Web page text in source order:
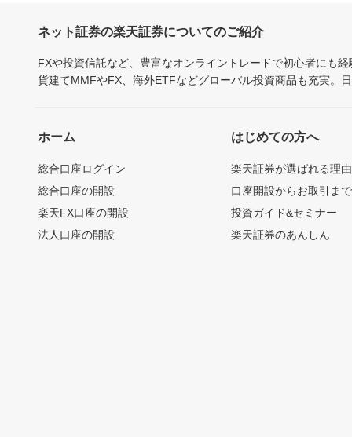
ネット証券の楽天証券についてのご紹介
FXや投資信託など、豊富なオンライントレードで初心者にも
貨建てMMFやFX、海外ETFなどグローバル投資商品も充実。
ホーム
総合口座ログイン
総合口座の開設
楽天FX口座の開設
法人口座の開設
はじめての方へ
楽天証券が選ばれる理由
口座開設からお取引ま
投資ガイド&セミナー
楽天証券のあんしん